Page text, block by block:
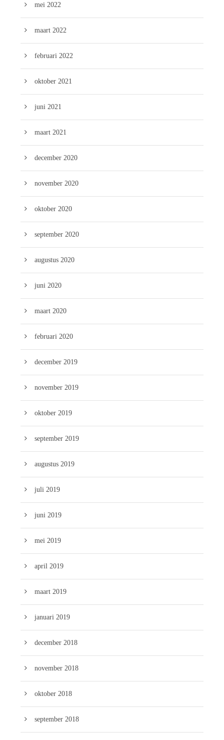
mei 2022
maart 2022
februari 2022
oktober 2021
juni 2021
maart 2021
december 2020
november 2020
oktober 2020
september 2020
augustus 2020
juni 2020
maart 2020
februari 2020
december 2019
november 2019
oktober 2019
september 2019
augustus 2019
juli 2019
juni 2019
mei 2019
april 2019
maart 2019
januari 2019
december 2018
november 2018
oktober 2018
september 2018